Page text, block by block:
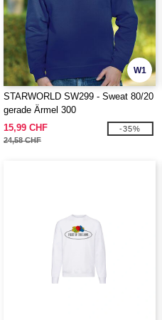
W1
STARWORLD SW299 - Sweat 80/20
gerade Ärmel 300
15,99 CHF
24,58 CHF
-35%